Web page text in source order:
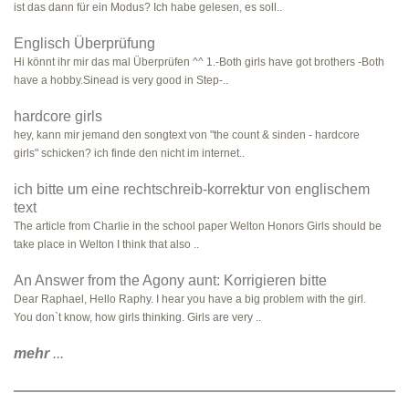
ist das dann für ein Modus? Ich habe gelesen, es soll..
Englisch Überprüfung
Hi könnt ihr mir das mal Überprüfen ^^ 1.-Both girls have got brothers -Both
have a hobby.Sinead is very good in Step-..
hardcore girls
hey, kann mir jemand den songtext von "the count & sinden - hardcore
girls" schicken? ich finde den nicht im internet..
ich bitte um eine rechtschreib-korrektur von englischem
text
The article from Charlie in the school paper Welton Honors Girls should be
take place in Welton I think that also ..
An Answer from the Agony aunt: Korrigieren bitte
Dear Raphael, Hello Raphy. I hear you have a big problem with the girl.
You don`t know, how girls thinking. Girls are very ..
mehr...